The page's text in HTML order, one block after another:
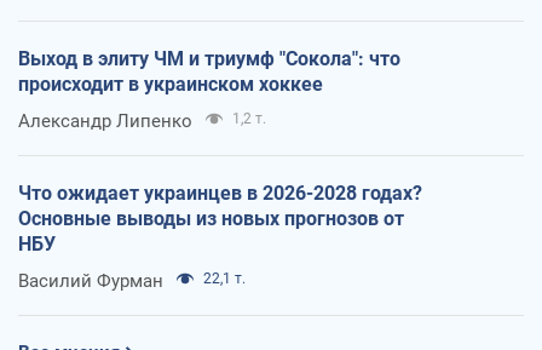
Выход в элиту ЧМ и триумф "Сокола": что
происходит в украинском хоккее
Александр Липенко 1,2 т.
Что ожидает украинцев в 2026-2028 годах?
Основные выводы из новых прогнозов от
НБУ
Василий Фурман 22,1 т.